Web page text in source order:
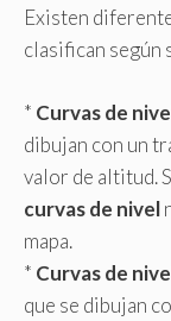
Existen
clasifican según
* Curvas de
dibujan con un
valor de altitud.
curvas de nivel
mapa.
* Curvas de
que se dibujan